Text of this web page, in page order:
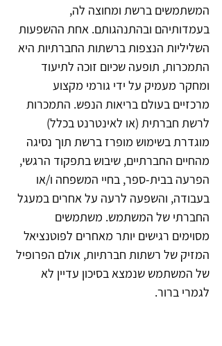
המשתמשים ברשת ומחוצה לה,
בעמדותיהם ובהתנהגותם. אחת ההשפעות
השליליות הנצפות ברשתות החברתיות היא
התמכרות, תופעה שכיום זוכה לתיעוד
ומחקר מעמיק על ידי גורמי מקצוע
מרכזיים בעולם בריאות הנפש. התמכרות
לרשת חברתית (או לאינטרנט בכלל)
מוגדרת בשימוש מופרז ברשת תוך נסיגה
מהחיים החברתיים, שיבוש בתפקוד הרגשי,
הפרעה בבית-ספר, בחיי המשפחה ו/או
בעבודה, והשפעה לרעה על אחרים במעגל
החברתי של המשתמש. משתמשים
מסוימים רגישים יותר מאחרים לפוטנציאל
המזיק של רשתות חברתיות, אולם הפרופיל
של המשתמש שנמצא בסיכון עדיין לא
לגמרי ברור.